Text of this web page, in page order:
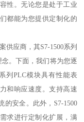
性。无论您是处于工业
都能为您提供定制化的
应商，其S7-1500系列
。下面，我们将为您逐
列PLC模块具有性能表
和响应速度。支持高速
的安全。此外，S7-1500
求进行定制化扩展，满